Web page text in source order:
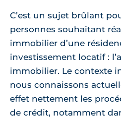
C’est un sujet brûlant
personnes souhaitant
immobilier d’une
investissement locatif :
immobilier. Le contexte
nous connaissons
effet nettement les
de crédit, notamment